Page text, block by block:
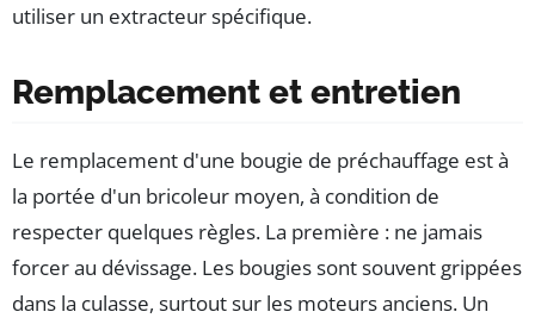
utiliser un extracteur spécifique.
Remplacement et entretien
Le remplacement d'une bougie de préchauffage est à
la portée d'un bricoleur moyen, à condition de
respecter quelques règles. La première : ne jamais
forcer au dévissage. Les bougies sont souvent grippées
dans la culasse, surtout sur les moteurs anciens. Un